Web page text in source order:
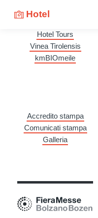
Hotel
Hotel Tours
Vinea Tirolensis
kmBIOmeile
Accredito stampa
Comunicati stampa
Galleria